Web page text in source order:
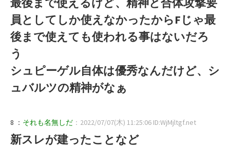
員としてしか使えなかったからFじゃ最
後まで使えても使われる事はないだろ
う
シュピーゲル自体は優秀なんだけど、シ
ュバルツの精神がなぁ
8 ： それも名無しだ ：2022/07/07(木) 11:25:06 ID:WjMjltgf.net
新スレが建ったことなど